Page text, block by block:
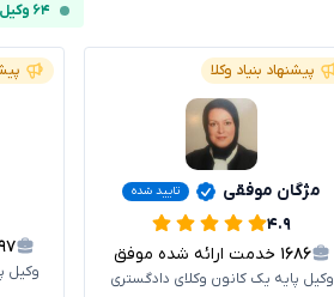
۶۴ وکیل آنلاین
پیشنهاد بنیاد وکلا
مژگان موفقی تایید شده
۴.۹
۱۶۸۶ خدمت ارائه شده موفق
وکیل پایه یک کانون وکلای دادگستری وکیل